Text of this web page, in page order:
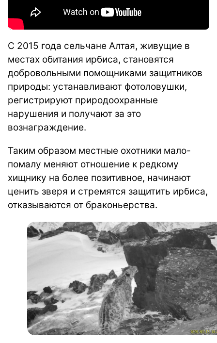
С 2015 года сельчане Алтая, живущие в
местах обитания ирбиса, становятся
добровольными помощниками защитников
природы: устанавливают фотоловушки,
регистрируют природоохранные
нарушения и получают за это
вознаграждение.
Таким образом местные охотники мало-
помалу меняют отношение к редкому
хищнику на более позитивное, начинают
ценить зверя и стремятся защитить ирбиса,
отказываются от браконьерства.